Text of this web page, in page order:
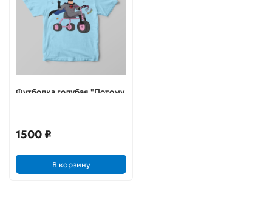
Футболка голубая "Потому
1500 ₽
В корзину